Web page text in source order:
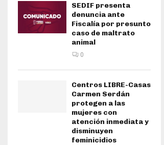
SEDIF presenta
denuncia ante
Fiscalía por presunto
caso de maltrato
animal
0
Centros LIBRE-Casas
Carmen Serdán
protegen a las
mujeres con
atención inmediata y
disminuyen
feminicidios